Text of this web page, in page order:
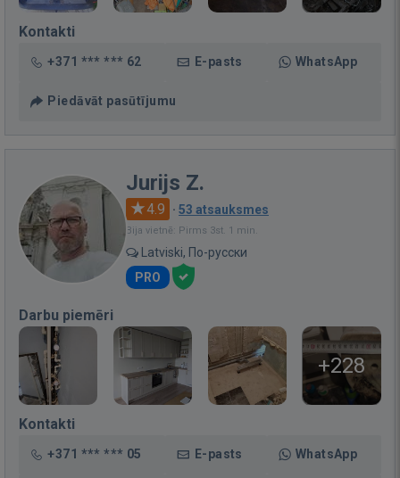
Kontakti
+371 *** *** 62 E-pasts WhatsApp
Piedāvāt pasūtījumu
Jurijs Z.
4.9 · 53 atsauksmes
Bija vietnē: Pirms 3st. 1 min.
Latviski, По-русски
PRO
Darbu piemēri
+228
Kontakti
+371 *** *** 05 E-pasts WhatsApp